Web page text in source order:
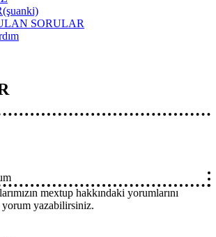
(şuanki)
SORULAR
mextup hakkındaki yorumlarını
yazabilirsiniz.